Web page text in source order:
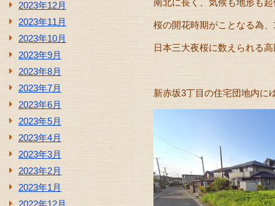
2023年12月
2023年11月
2023年10月
2023年9月
2023年8月
2023年7月
2023年6月
2023年5月
2023年4月
2023年3月
2023年2月
2023年1月
2022年12月
南北に長く、気候も地形も
桜の開花時期がことなる為
日本三大夜桜に数えられる
新赤坂3丁目の住宅団地内に